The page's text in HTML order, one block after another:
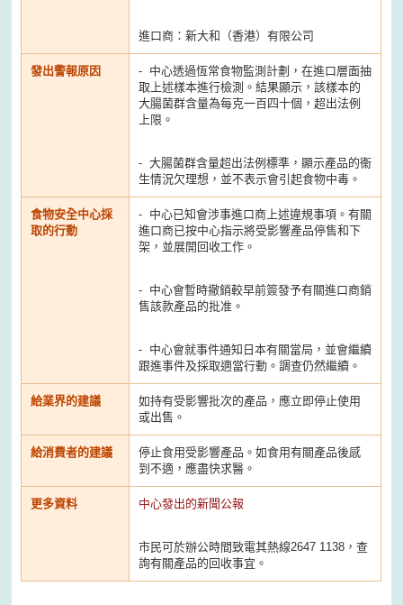
進口商：新大和（香港）有限公司
發出警報原因
- 中心透過恆常食物監測計劃，在進口層面抽
取上述樣本進行檢測。結果顯示，該樣本的
大腸菌群含量為每克一百四十個，超出法例
上限。
- 大腸菌群含量超出法例標準，顯示產品的衞
生情況欠理想，並不表示會引起食物中毒。
食物安全中心採
取的行動
- 中心已知會涉事進口商上述違規事項。有關
進口商已按中心指示將受影響產品停售和下
架，並展開回收工作。
- 中心會暫時撤銷較早前簽發予有關進口商銷
售該款產品的批准。
- ​中心會就事件通知日本有關當局，並會繼續
跟進事件及採取適當行動。調查仍然繼續。
給業界的建議
如持有受影響批次的產品，應立即停止使用
或出售。
給消費者的建議
停止食用受影響產品。如食用有關產品後感
到不適，應盡快求醫。
更多資料 中心發出的新聞公報
市民可於辦公時間致電其熱線2647 1138，查
詢有關產品的回收事宜。